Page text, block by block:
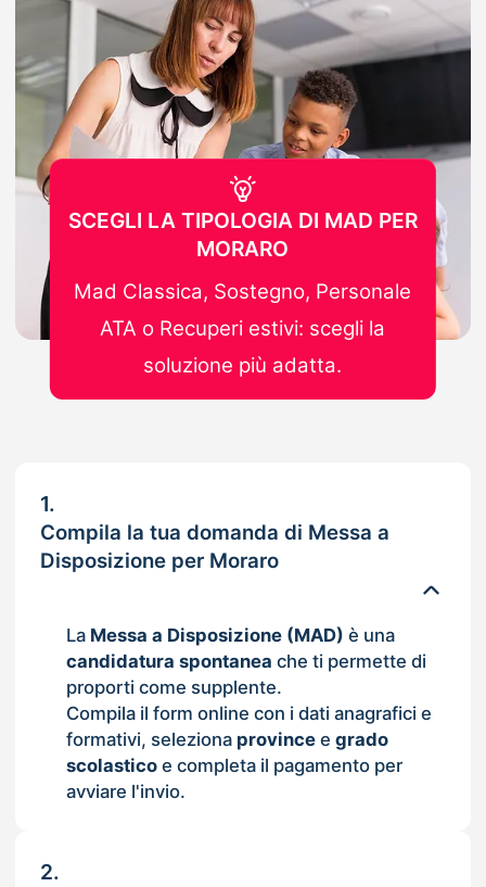
1.
Compila la tua domanda di Messa a
Disposizione per Moraro
La Messa a Disposizione (MAD) è una
candidatura spontanea che ti permette di
proporti come supplente.
Compila il form online con i dati anagrafici e
formativi, seleziona provincee grado
scolasticoe completa il pagamento per
avviare l'invio.
2.
SCEGLI LA TIPOLOGIA DI MAD PER
MORARO
Mad Classica, Sostegno, Personale
ATA o Recuperi estivi: scegli la
soluzione più adatta.